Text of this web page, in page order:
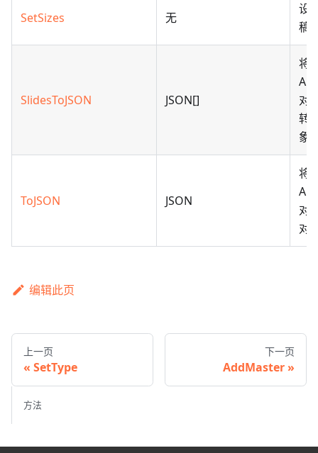
SetSizes 无
设
稿
SlidesToJSON JSON[]
将
对
转
象
ToJSON JSON
将
对
对
编辑此页
上一页
SetType
下一页
AddMaster
方法